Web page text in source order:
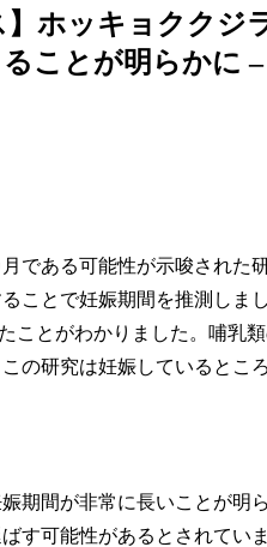
】ホッキョクク
ことが明らかに
である可能性が示唆された
ことで妊娠期間を推測しま
ことがわかりました。哺乳
の研究は妊娠しているとこ
期間が非常に長いことが明
す可能性があるとされてい